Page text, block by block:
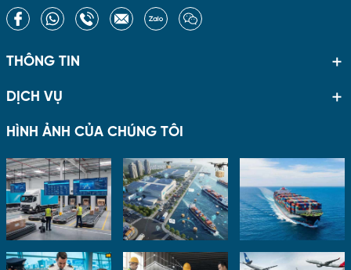
THÔNG TIN
DỊCH VỤ
HÌNH ẢNH CỦA CHÚNG TÔI